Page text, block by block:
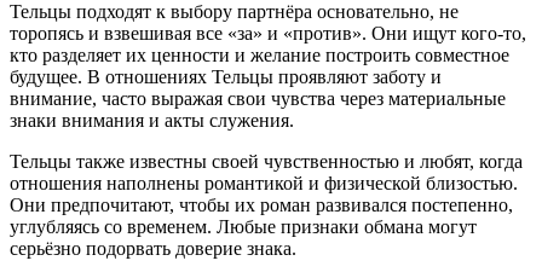
Тельцы подходят к выбору партнёра основательно, не
торопясь и взвешивая все «‎за»‎ и «‎против»‎. Они ищут кого-то,
кто разделяет их ценности и желание построить совместное
будущее. В отношениях Тельцы проявляют заботу и
внимание, часто выражая свои чувства через материальные
знаки внимания и акты служения.
Тельцы также известны своей чувственностью и любят, когда
отношения наполнены романтикой и физической близостью.
Они предпочитают, чтобы их роман развивался постепенно,
углубляясь со временем. Любые признаки обмана могут
серьёзно подорвать доверие знака.